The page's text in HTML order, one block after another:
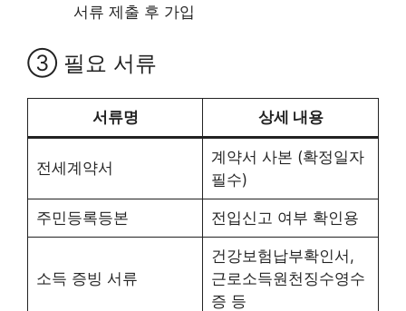
서류 제출 후 가입
③ 필요 서류
서류명 상세 내용
전세계약서
계약서 사본 (확정일자
필수)
주민등록등본 전입신고 여부 확인용
소득 증빙 서류
건강보험납부확인서,
근로소득원천징수영수
증 등